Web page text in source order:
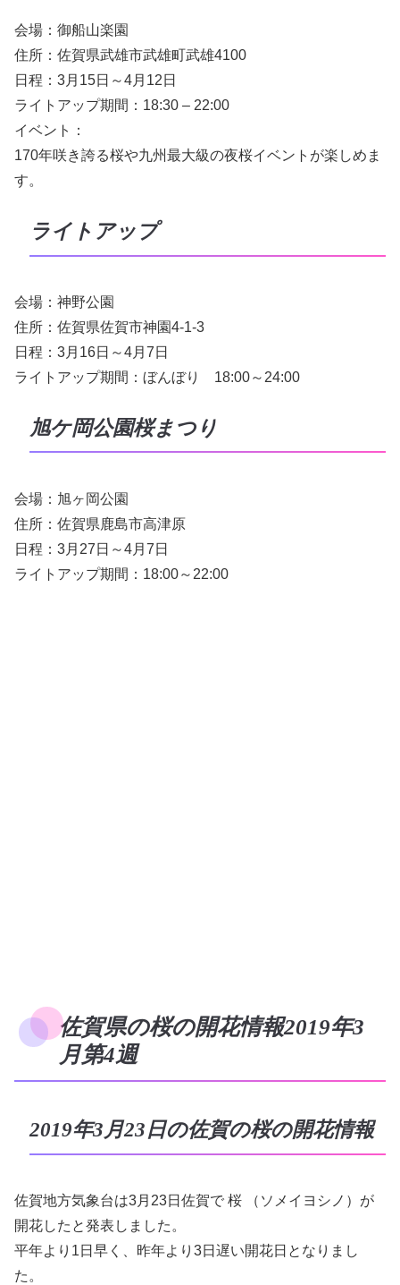
会場：御船山楽園
住所：佐賀県武雄市武雄町武雄4100
日程：3月15日～4月12日
ライトアップ期間：18:30 – 22:00
イベント：
170年咲き誇る桜や九州最大級の夜桜イベントが楽しめま
す。
ライトアップ
会場：神野公園
住所：佐賀県佐賀市神園4-1-3
日程：3月16日～4月7日
ライトアップ期間：ぼんぼり 18:00～24:00
旭ケ岡公園桜まつり
会場：旭ヶ岡公園
住所：佐賀県鹿島市高津原
日程：3月27日～4月7日
ライトアップ期間：18:00～22:00
佐賀県の桜の開花情報2019年3
月第4週
2019年3月23日の佐賀の桜の開花情報
佐賀地方気象台は3月23日佐賀で 桜 （ソメイヨシノ）が
開花したと発表しました。
平年より1日早く、昨年より3日遅い開花日となりまし
た。